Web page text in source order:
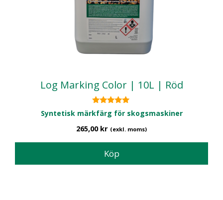
Log Marking Color | 10L | Röd
5.00
av 5
Syntetisk märkfärg för skogsmaskiner
265,00 kr (exkl. moms)
Köp